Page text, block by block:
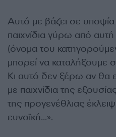
Αυτό με βάζει σε
παιχνίδια γύρω από
(όνομα του
μπορεί να καταλήξουμε
Κι αυτό δεν ξέρω αν θα
με παιχνίδια της
της προγενέθλιας
ευνοϊκή…».